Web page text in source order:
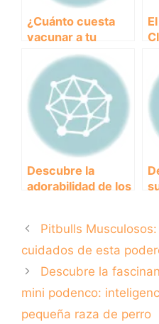
¿Cuánto cuesta
vacunar a tu
cachorro?
Descubre el
precio de las
vacunas más
comunes
Descubre la
adorabilidad de los
Pitbulls
cuidados de esta
Descubre la
mini podenco:
pequeña raza de perro